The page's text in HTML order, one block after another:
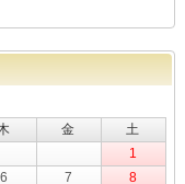
金
土
1
6 7 8